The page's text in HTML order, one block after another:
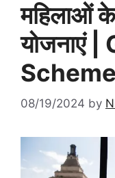
महिलाओं के
योजनाएं
08/19/2024 by